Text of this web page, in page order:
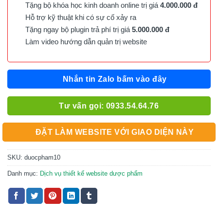
Tặng bộ khóa học kinh doanh online trị giá 4.000.000 đ
Hỗ trợ kỹ thuật khi có sự cố xảy ra
Tặng ngay bộ plugin trả phí trị giá 5.000.000 đ
Làm video hướng dẫn quản trị website
Nhắn tin Zalo bấm vào đây
Tư vấn gọi: 0933.54.64.76
ĐẶT LÀM WEBSITE VỚI GIAO DIỆN NÀY
SKU: duocpham10
Danh mục: Dịch vụ thiết kế website dược phẩm